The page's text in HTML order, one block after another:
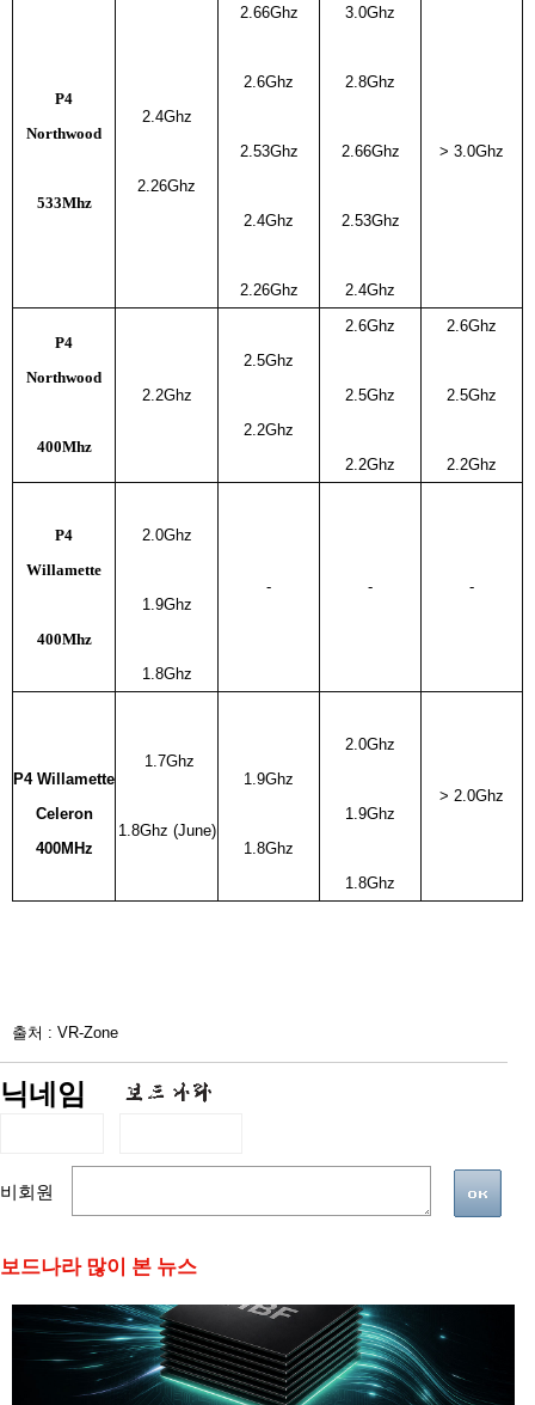
P4
Northwood
533Mhz
2.4Ghz
2.26Ghz
2.66Ghz
2.6Ghz
2.53Ghz
2.4Ghz
2.26Ghz
3.0Ghz
2.8Ghz
2.66Ghz
2.53Ghz
2.4Ghz
> 3.0Ghz
P4
Northwood
400Mhz
2.2Ghz
2.5Ghz
2.2Ghz
2.6Ghz
2.5Ghz
2.2Ghz
2.6Ghz
2.5Ghz
2.2Ghz
P4
Willamette
400Mhz
2.0Ghz
1.9Ghz
1.8Ghz
- - -
P4 Willamette
Celeron
400MHz
1.7Ghz
1.8Ghz (June)
1.9Ghz
1.8Ghz
2.0Ghz
1.9Ghz
1.8Ghz
> 2.0Ghz
출처 : VR-Zone
닉네임
비회원
보드나라 많이 본 뉴스